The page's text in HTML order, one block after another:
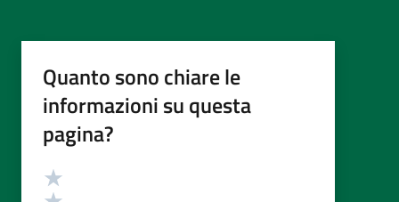
Quanto sono chiare le
informazioni su questa
pagina?
Valutazione